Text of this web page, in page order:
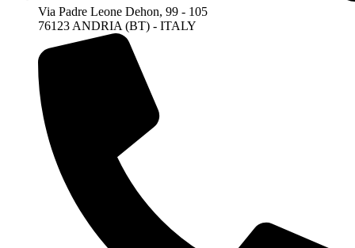
Via Padre Leone Dehon, 99 - 105
76123 ANDRIA (BT) - ITALY